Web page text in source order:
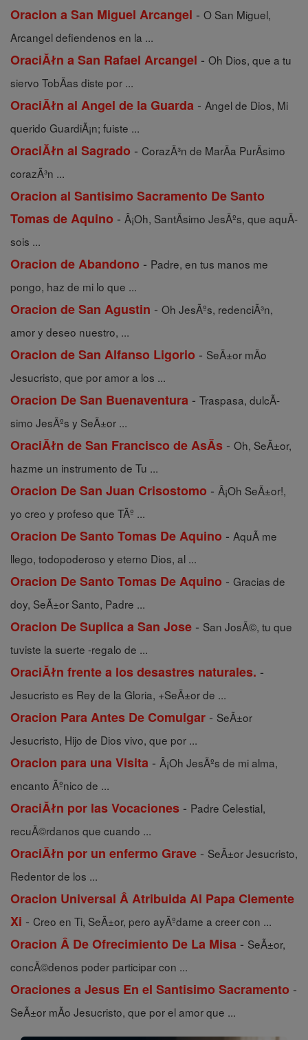
Oracion a San Miguel Arcangel - O San Miguel,
Arcangel defiendenos en la ...
OraciĂłn a San Rafael Arcangel - Oh Dios, que a tu
siervo TobÃ­as diste por ...
OraciĂłn al Angel de la Guarda - Angel de Dios, Mi
querido GuardiÃ¡n; fuiste ...
OraciĂłn al Sagrado - CorazÃ³n de MarÃ­a PurÃ­simo
corazÃ³n ...
Oracion al Santisimo Sacramento De Santo
Tomas de Aquino - Â¡Oh, SantÃ­simo JesÃºs, que aquÃ­
sois ...
Oracion de Abandono - Padre, en tus manos me
pongo, haz de mi lo que ...
Oracion de San Agustin - Oh JesÃºs, redenciÃ³n,
amor y deseo nuestro, ...
Oracion de San Alfanso Ligorio - SeÃ±or mÃ­o
Jesucristo, que por amor a los ...
Oracion De San Buenaventura - Traspasa, dulcÃ­
simo JesÃºs y SeÃ±or ...
OraciĂłn de San Francisco de AsĂ­s - Oh, SeÃ±or,
hazme un instrumento de Tu ...
Oracion De San Juan Crisostomo - Â¡Oh SeÃ±or!,
yo creo y profeso que TÃº ...
Oracion De Santo Tomas De Aquino - AquÃ­ me
llego, todopoderoso y eterno Dios, al ...
Oracion De Santo Tomas De Aquino - Gracias de
doy, SeÃ±or Santo, Padre ...
Oracion De Suplica a San Jose - San JosÃ©, tu que
tuviste la suerte -regalo de ...
OraciĂłn frente a los desastres naturales. -
Jesucristo es Rey de la Gloria, +SeÃ±or de ...
Oracion Para Antes De Comulgar - SeÃ±or
Jesucristo, Hijo de Dios vivo, que por ...
Oracion para una Visita - Â¡Oh JesÃºs de mi alma,
encanto Ãºnico de ...
OraciĂłn por las Vocaciones - Padre Celestial,
recuÃ©rdanos que cuando ...
OraciĂłn por un enfermo Grave - SeÃ±or Jesucristo,
Redentor de los ...
Oracion Universal Â Atribuida Al Papa Clemente
Xi - Creo en Ti, SeÃ±or, pero ayÃºdame a creer con ...
Oracion Â De Ofrecimiento De La Misa - SeÃ±or,
concÃ©denos poder participar con ...
Oraciones a Jesus En el Santisimo Sacramento -
SeÃ±or mÃ­o Jesucristo, que por el amor que ...